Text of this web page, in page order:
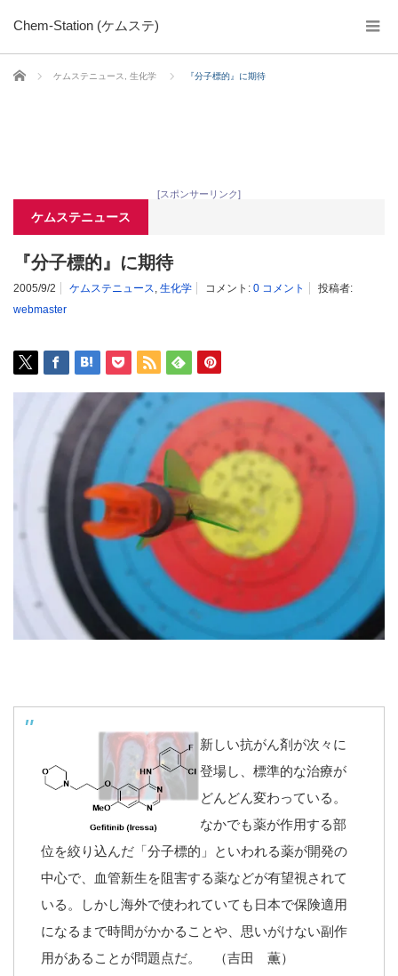
Chem-Station (ケムステ)
ホーム ケムステニュース 生化学 『分子標的』に期待
[スポンサーリンク]
ケムステニュース
『分子標的』に期待
2005/9/2 ケムステニュース, 生化学 コメント: 0 コメント
投稿者:
webmaster
新しい抗がん剤が次々に
登場し、標準的な治療が
どんどん変わっている。
なかでも薬が作用する部
位を絞り込んだ「分子標的」といわれる薬が開発の
中心で、血管新生を阻害する薬などが有望視されて
いる。しかし海外で使われていても日本で保険適用
になるまで時間がかかることや、思いがけない副作
用があることが問題点だ。 （吉田 薫）